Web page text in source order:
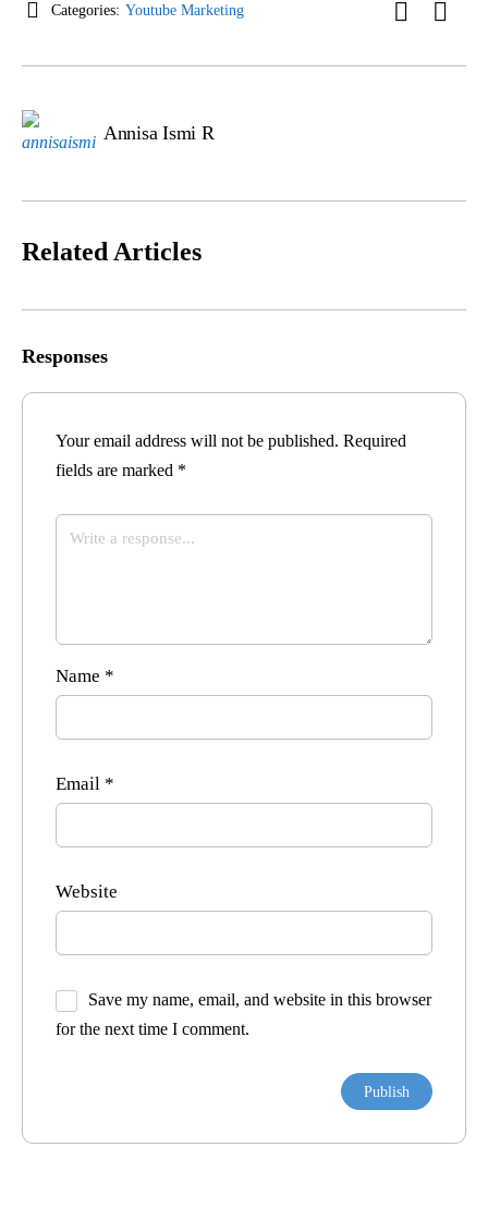
Categories: Youtube Marketing
Annisa Ismi R
Related Articles
Responses
Your email address will not be published. Required
fields are marked *
Name *
Email *
Website
Save my name, email, and website in this browser
for the next time I comment.